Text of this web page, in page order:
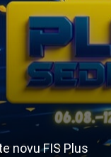
novu FIS Plus